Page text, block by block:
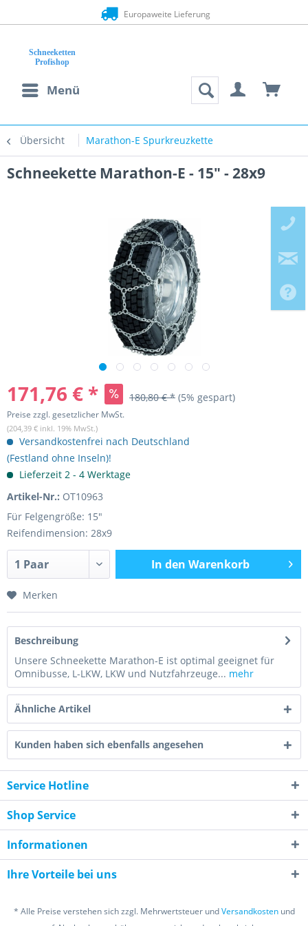
Europaweite Lieferung
Menü
Übersicht Marathon-E Spurkreuzkette
Schneekette Marathon-E - 15" - 28x9
171,76 € * 180,80 € * (5% gespart)
Preise zzgl. gesetzlicher MwSt.
(204,39 € inkl. 19% MwSt.)
Versandkostenfrei nach Deutschland
(Festland ohne Inseln)!
Lieferzeit 2 - 4 Werktage
Artikel-Nr.: OT10963
Für Felgengröße: 15"
Reifendimension: 28x9
In den Warenkorb
Merken
Beschreibung
Unsere Schneekette Marathon-E ist optimal geeignet für
Omnibusse, L-LKW, LKW und Nutzfahrzeuge... mehr
Ähnliche Artikel
Kunden haben sich ebenfalls angesehen
Service Hotline
Shop Service
Informationen
Ihre Vorteile bei uns
* Alle Preise verstehen sich zzgl. Mehrwertsteuer undVersandkostenund